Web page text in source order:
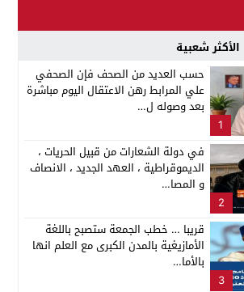
الأكثر شعبية
1
حسب العديد من الصحف فإن الصحفي
علي المرابط رهن الاعتقال اليوم مباشرة
بعد وصوله ل…
2
في دولة الشعارات من قبيل الحريات ،
الديموقراطية ، العهد الجديد ، الانصاف
و المصا…
3
قريبا … خطب الجمعة ستصبح باللغة
الأمازيغية بالمدن الكبرى مع العلم انها
بالأما…